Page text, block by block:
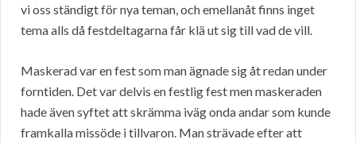
vi oss ständigt för nya teman, och emellanåt finns inget
tema alls då festdeltagarna får klä ut sig till vad de vill.
Maskerad var en fest som man ägnade sig åt redan under
forntiden. Det var delvis en festlig fest men maskeraden
hade även syftet att skrämma iväg onda andar som kunde
framkalla missöde i tillvaron. Man strävade efter att